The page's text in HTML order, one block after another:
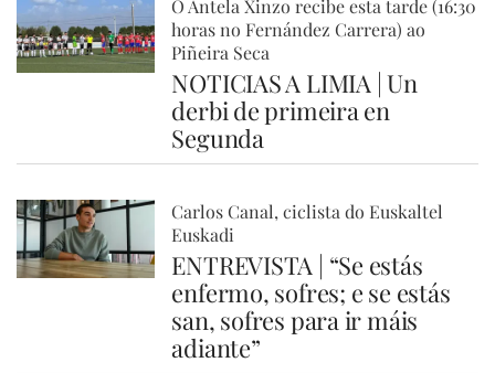
O Antela Xinzo recibe esta tarde (16:30
horas no Fernández Carrera) ao
Piñeira Seca
NOTICIAS A LIMIA | Un
derbi de primeira en
Segunda
Carlos Canal, ciclista do Euskaltel
Euskadi
ENTREVISTA | “Se estás
enfermo, sofres; e se estás
san, sofres para ir máis
adiante”